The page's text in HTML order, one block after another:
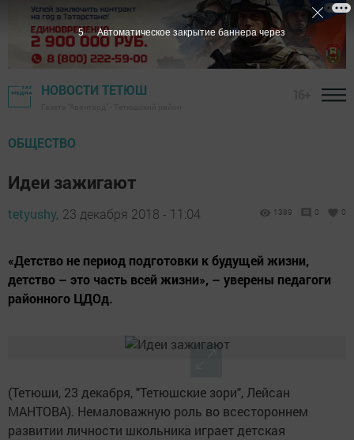
НОВОСТИ ТЕТЮШ
ОБЩЕСТВО
Идеи зажигают
tetyushy, 23 декабря 2018 - 11:04 1389 0 0
«Детство не период подготовки к будущей жизни,
детство – это часть всей жизни», – уверены педагоги
районного ЦДОд.
(Тетюши, 23 декабря, "Тетюшские зори", Лейсан
МАНТОВА). Немаловажную роль во всестороннем
развитии личности школьника играет детская
4 Автоматическое закрытие баннера через